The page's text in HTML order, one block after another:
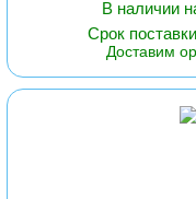
В наличии
Срок
Доставим